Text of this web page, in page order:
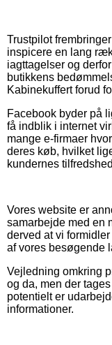
Trustpilot
inspicere en lang
iagttagelser og
butikkens
Kabinekuffert forud
Facebook byder på
få indblik i internet
mange e-firmaer
deres køb, hvilket
kundernes
Vores website er
samarbejde med en
derved at vi
af vores besøgende
Vejledning omkring
og da, men der
potentielt er
informationer.